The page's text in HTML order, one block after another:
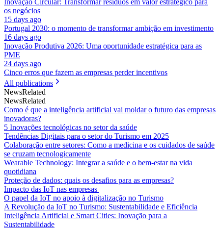
os negócios
15 days ago
Portugal 2030: o momento de transformar ambição em investimento
16 days ago
Inovação Produtiva 2026: Uma oportunidade estratégica para as
PME
24 days ago
Cinco erros que fazem as empresas perder incentivos
All publications
NewsRelated
NewsRelated
Como é que a inteligência artificial vai moldar o futuro das empresas
inovadoras?
5 Inovações tecnológicas no setor da saúde
Tendências Digitais para o setor do Turismo em 2025
Colaboração entre setores: Como a medicina e os cuidados de saúde
se cruzam tecnologicamente
Wearable Technology: Integrar a saúde e o bem-estar na vida
quotidiana
Proteção de dados: quais os desafios para as empresas?
Impacto das IoT nas empresas
O papel da IoT no apoio à digitalização no Turismo
A Revolução da IoT no Turismo: Sustentabilidade e Eficiência
Inteligência Artificial e Smart Cities: Inovação para a
Sustentabilidade